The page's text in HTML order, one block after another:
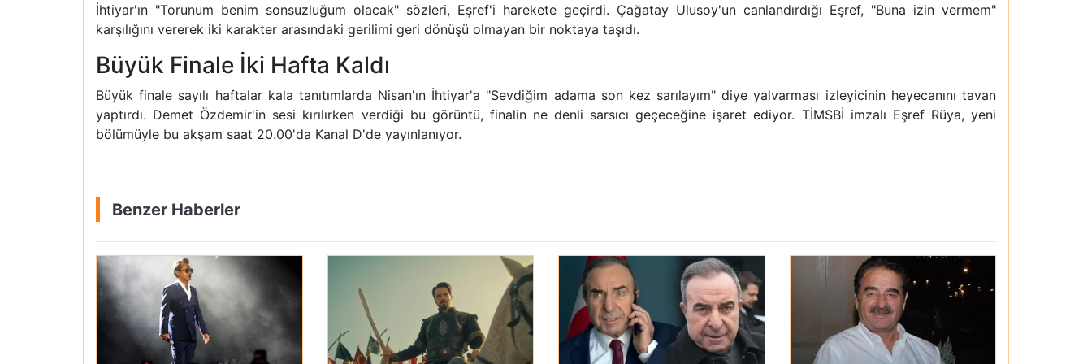
İhtiyar'ın "Torunum benim sonsuzluğum olacak" sözleri, Eşref'i harekete geçirdi. Çağatay Ulusoy'un canlandırdığı Eşref, "Buna izin vermem"
karşılığını vererek iki karakter arasındaki gerilimi geri dönüşü olmayan bir noktaya taşıdı.
Büyük Finale İki Hafta Kaldı
Büyük finale sayılı haftalar kala tanıtımlarda Nisan'ın İhtiyar'a "Sevdiğim adama son kez sarılayım" diye yalvarması izleyicinin heyecanını tavan
yaptırdı. Demet Özdemir'in sesi kırılırken verdiği bu görüntü, finalin ne denli sarsıcı geçeceğine işaret ediyor. TİMSBİ imzalı Eşref Rüya, yeni
bölümüyle bu akşam saat 20.00'da Kanal D'de yayınlanıyor.
Benzer Haberler